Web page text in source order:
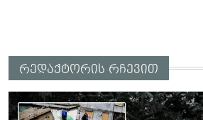
რედაქტორის რჩევით